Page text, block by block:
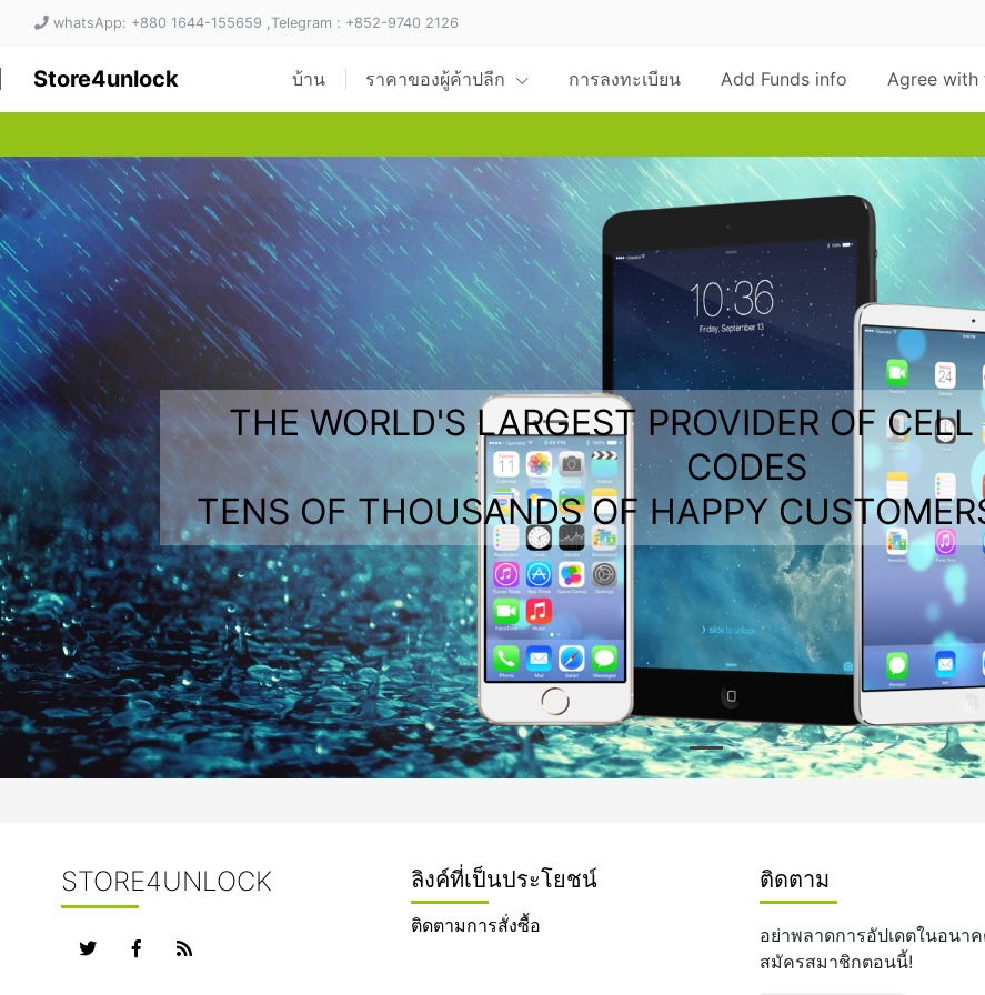
whatsApp: +880 1644-155659 ,Telegram : +852-9740 2126
Store4unlock บ้าน ราคาของผู้ค้าปลีก การลงทะเบียน Add Funds info Agree with
THE WORLD'S LARGEST PROVIDER OF
CODES
TENS OF THOUSANDS OF HAPPY
STORE4UNLOCK ลิงค์ที่เป็นประโยชน์
ติดตามการสั่งซื้อ
ติดตาม
อย่าพลาดการอัปเดตในอนาค
สมัครสมาชิกตอนนี้!